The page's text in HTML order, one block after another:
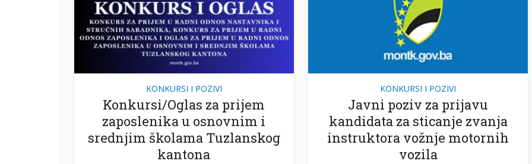
KONKURSI I POZIVI
Konkursi/Oglas za prijem
zaposlenika u osnovnim i
srednjim školama Tuzlanskog
kantona
KONKURSI I POZIVI
Javni poziv za prijavu
kandidata za sticanje zvanja
instruktora vožnje motornih
vozila